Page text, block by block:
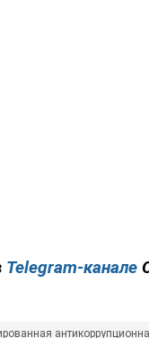
Telegram-канале